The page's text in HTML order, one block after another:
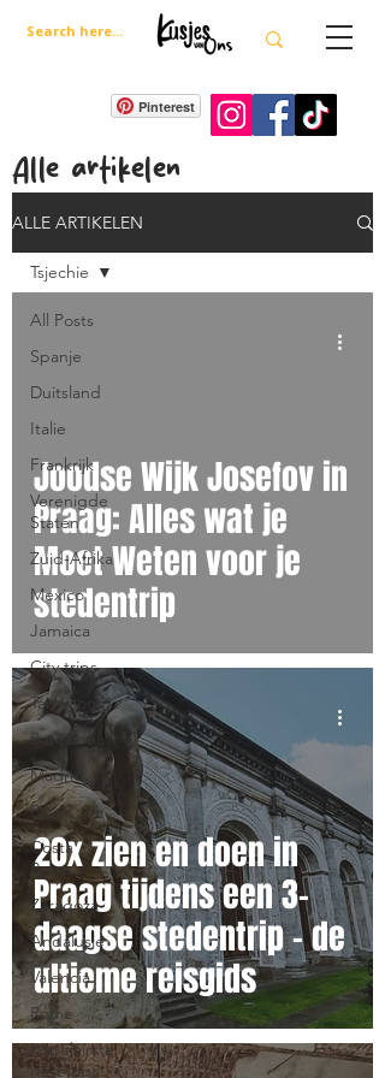
Pinterest
Alle artikelen
ALLE ARTIKELEN
All Posts
Spanje
Duitsland
Italie
Frankrijk
Verenigde
Staten
Zuid-Afrika
Mexico
Jamaica
City trips
Tarragona
Barcelona
Madrid
Parijs
Costa
Brava
Zaragoza
Andalusie
Valencia
Rome
Populairste
reisblogs
Tsjechie
Joodse Wijk Josefov in
Praag: Alles wat je
Moet Weten voor je
stedentrip
20x zien en doen in
Praag tijdens een 3-
daagse stedentrip – de
ultieme reisgids